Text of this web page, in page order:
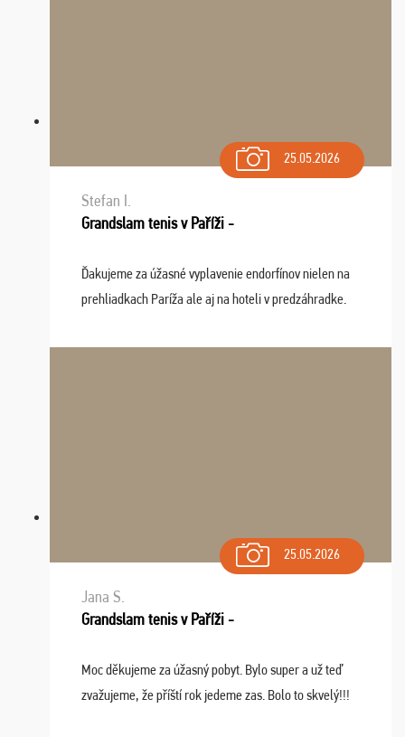
25.05.2026
Stefan I.
Grandslam tenis v Paříži -
Ďakujeme za úžasné vyplavenie endorfínov nielen na
prehliadkach Paríža ale aj na hoteli v predzáhradke.
spomínať a zväžujeme repete budúci rok : ...
25.05.2026
Jana S.
Grandslam tenis v Paříži -
Moc děkujeme za úžasný pobyt. Bylo super a už teď
zvažujeme, že příští rok jedeme zas. Bolo to skvelý!!!